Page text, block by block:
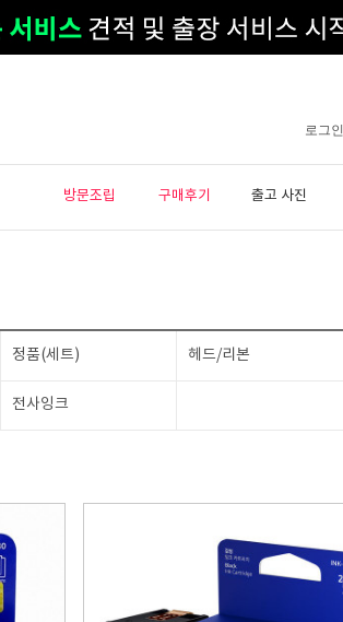
로그인
방문조립 구매후기 출고 사진
정품(세트) 헤드/리본
전사잉크